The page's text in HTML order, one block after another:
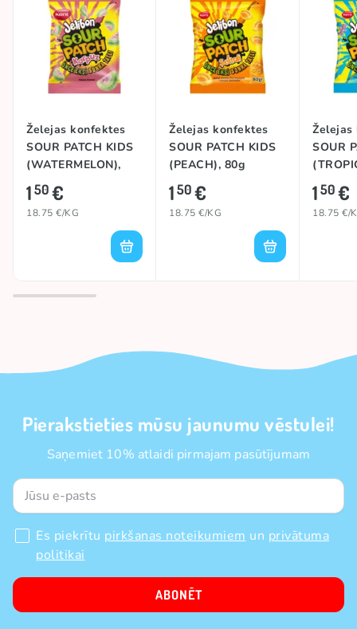
Želejas konfektes
SOUR PATCH KIDS
(WATERMELON),
80g
150€
18.75 €/KG
Želejas konfektes
SOUR PATCH KIDS
(PEACH), 80g
150€
18.75 €/KG
Želejas
SOUR
150€
18.75 €/
Pierakstieties mūsu jaunumu vēstulei!
Saņemiet 10% atlaidi pirmajam pasūtījumam
Es piekrītu pirkšanas noteikumiem un privātuma
politikai
ABONĒT